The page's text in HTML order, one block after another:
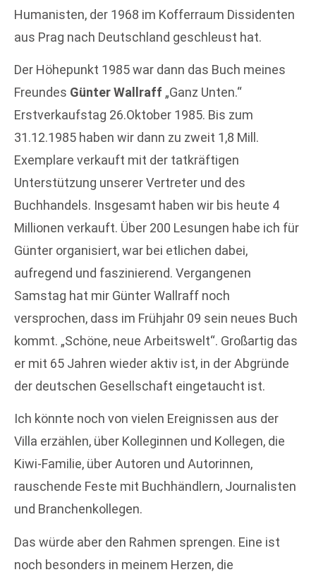
Humanisten, der 1968 im Kofferraum Dissidenten
aus Prag nach Deutschland geschleust hat.
Der Höhepunkt 1985 war dann das Buch meines
Freundes Günter Wallraff „Ganz Unten.“
Erstverkaufstag 26.Oktober 1985. Bis zum
31.12.1985 haben wir dann zu zweit 1,8 Mill.
Exemplare verkauft mit der tatkräftigen
Unterstützung unserer Vertreter und des
Buchhandels. Insgesamt haben wir bis heute 4
Millionen verkauft. Über 200 Lesungen habe ich für
Günter organisiert, war bei etlichen dabei,
aufregend und faszinierend. Vergangenen
Samstag hat mir Günter Wallraff noch
versprochen, dass im Frühjahr 09 sein neues Buch
kommt. „Schöne, neue Arbeitswelt“. Großartig das
er mit 65 Jahren wieder aktiv ist, in der Abgründe
der deutschen Gesellschaft eingetaucht ist.
Ich könnte noch von vielen Ereignissen aus der
Villa erzählen, über Kolleginnen und Kollegen, die
Kiwi-Familie, über Autoren und Autorinnen,
rauschende Feste mit Buchhändlern, Journalisten
und Branchenkollegen.
Das würde aber den Rahmen sprengen. Eine ist
noch besonders in meinem Herzen, die